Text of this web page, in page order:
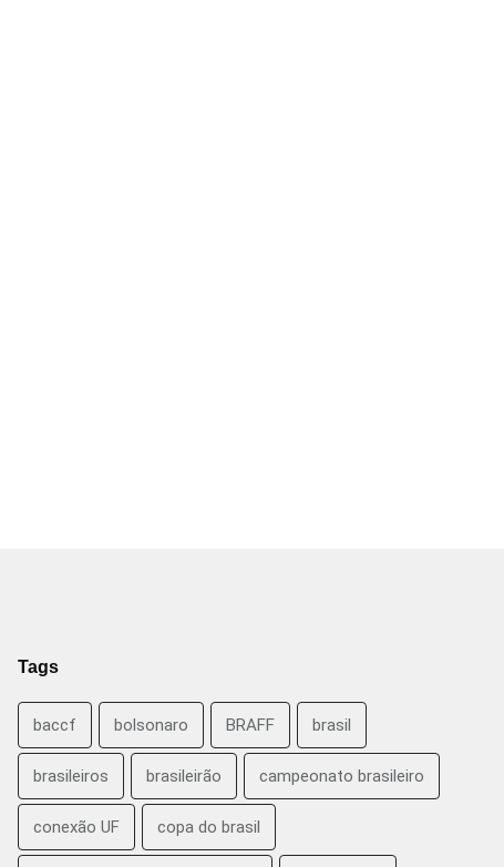
Tags
baccf bolsonaro BRAFF brasil
brasileiros brasileirão campeonato brasileiro
conexão UF copa do brasil